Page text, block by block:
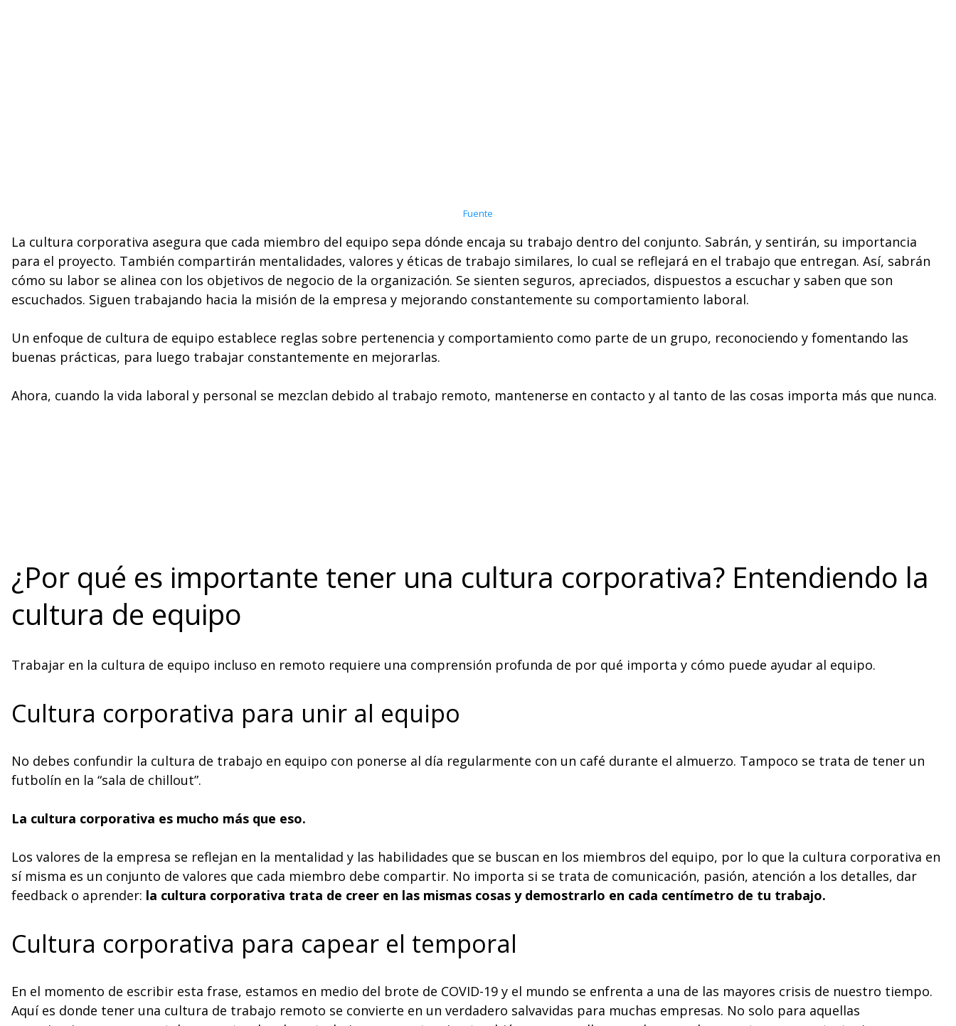
Fuente
La cultura corporativa asegura que cada miembro del equipo sepa dónde encaja su trabajo dentro del conjunto. Sabrán, y sentirán, su importancia
para el proyecto. También compartirán mentalidades, valores y éticas de trabajo similares, lo cual se reflejará en el trabajo que entregan. Así, sabrán
cómo su labor se alinea con los objetivos de negocio de la organización. Se sienten seguros, apreciados, dispuestos a escuchar y saben que son
escuchados. Siguen trabajando hacia la misión de la empresa y mejorando constantemente su comportamiento laboral.
Un enfoque de cultura de equipo establece reglas sobre pertenencia y comportamiento como parte de un grupo, reconociendo y fomentando las
buenas prácticas, para luego trabajar constantemente en mejorarlas.
Ahora, cuando la vida laboral y personal se mezclan debido al trabajo remoto, mantenerse en contacto y al tanto de las cosas importa más que nunca.
¿Por qué es importante tener una cultura corporativa? Entendiendo la
cultura de equipo
Trabajar en la cultura de equipo incluso en remoto requiere una comprensión profunda de por qué importa y cómo puede ayudar al equipo.
Cultura corporativa para unir al equipo
No debes confundir la cultura de trabajo en equipo con ponerse al día regularmente con un café durante el almuerzo. Tampoco se trata de tener un
futbolín en la “sala de chillout”.
La cultura corporativa es mucho más que eso.
Los valores de la empresa se reflejan en la mentalidad y las habilidades que se buscan en los miembros del equipo, por lo que la cultura corporativa en
sí misma es un conjunto de valores que cada miembro debe compartir. No importa si se trata de comunicación, pasión, atención a los detalles, dar
feedback o aprender: la cultura corporativa trata de creer en las mismas cosas y demostrarlo en cada centímetro de tu trabajo.
Cultura corporativa para capear el temporal
En el momento de escribir esta frase, estamos en medio del brote de COVID-19 y el mundo se enfrenta a una de las mayores crisis de nuestro tiempo.
Aquí es donde tener una cultura de trabajo remoto se convierte en un verdadero salvavidas para muchas empresas. No solo para aquellas